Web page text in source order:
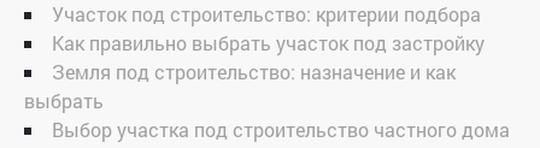
Участок под строительство: критерии подбора
Как правильно выбрать участок под застройку
Земля под строительство: назначение и как
выбрать
Выбор участка под строительство частного дома